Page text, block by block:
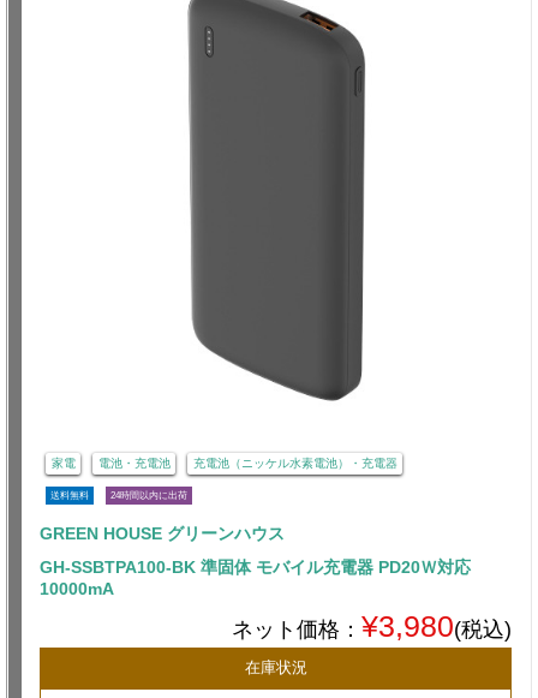
家電 電池・充電池 充電池（ニッケル水素電池）・充電器
送料無料 24時間以内に出荷
GREEN HOUSE グリーンハウス
GH-SSBTPA100-BK 準固体 モバイル充電器 PD20Ｗ対応
10000mA
ネット価格： ¥3,980(税込)
在庫状況